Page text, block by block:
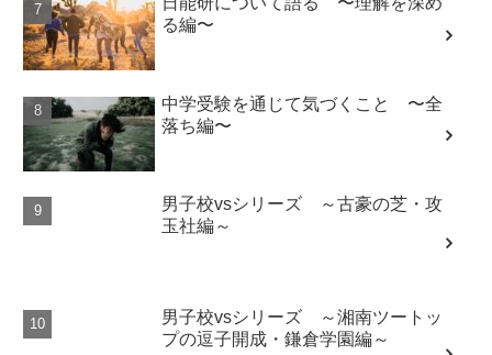
る編〜
中学受験を通じて気づくこと 〜全
落ち編〜
男子校vsシリーズ ～古豪の芝・攻
玉社編～
男子校vsシリーズ ～湘南ツートッ
プの逗子開成・鎌倉学園編～